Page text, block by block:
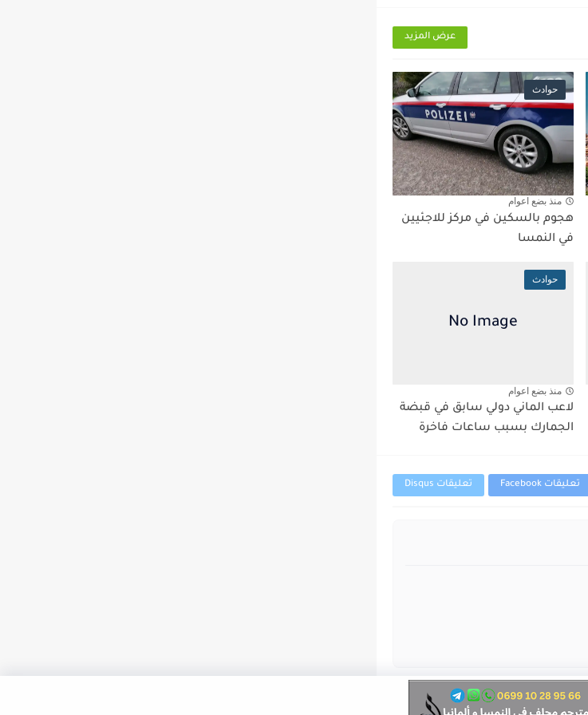
عرض المزيد
حوادث
منذ بضع اعوام
هجوم بالسكين في مركز للاجئيين
في النمسا
حوادث
منذ بضع اعوام
لاعب الماني دولي سابق في قبضة
الجمارك بسبب ساعات فاخرة
تعليقات Facebook تعليقات Disqus